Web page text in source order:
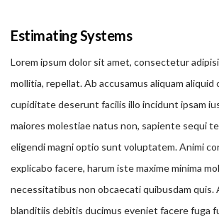
Estimating Systems
Lorem ipsum dolor sit amet, consectetur
mollitia, repellat. Ab accusamus aliquam
cupiditate deserunt facilis illo incidunt ipsam
maiores molestiae natus non, sapiente sequi
eligendi magni optio sunt voluptatem. Animi
explicabo facere, harum iste maxime minima
necessitatibus non obcaecati quibusdam quis.
blanditiis debitis ducimus eveniet facere fuga